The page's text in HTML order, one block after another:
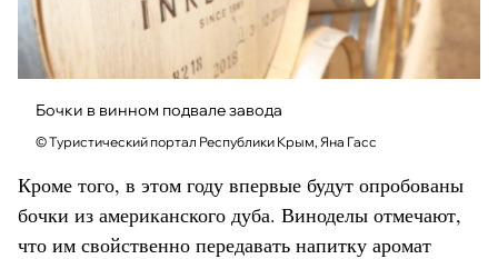
Бочки в винном подвале завода
© Туристический портал Республики Крым, Яна Гасс
Кроме того, в этом году впервые будут опробованы
бочки из американского дуба. Виноделы отмечают,
что им свойственно передавать напитку аромат